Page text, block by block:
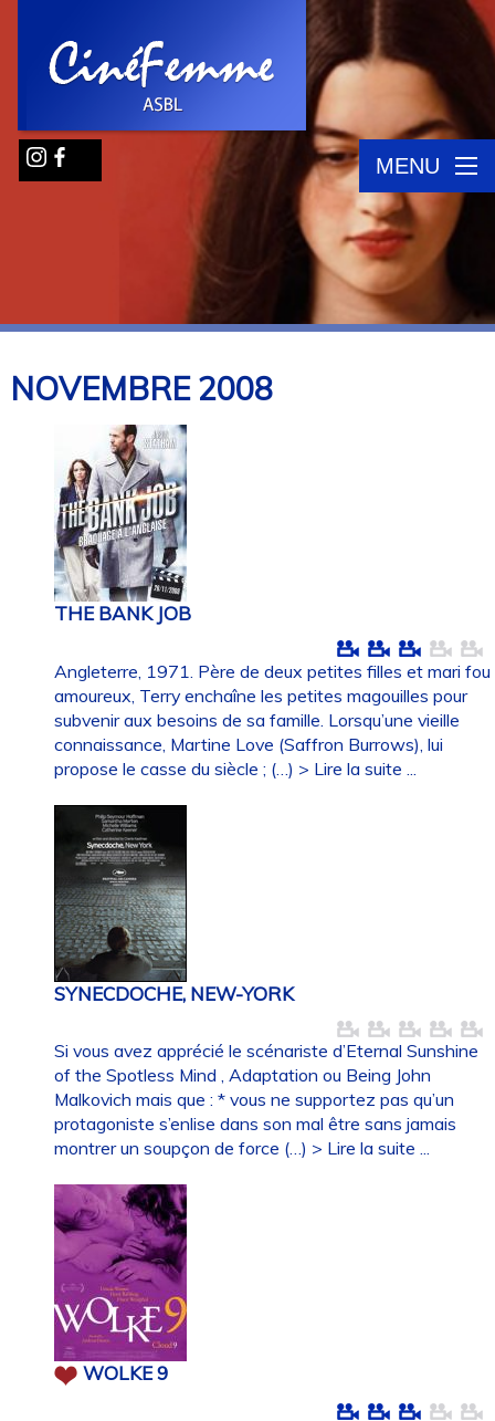
MENU
NOVEMBRE2008
THE BANK JOB
Angleterre, 1971. Père de deux petites filles et mari fou
amoureux, Terry enchaîne les petites magouilles pour
subvenir aux besoins de sa famille. Lorsqu’une vieille
connaissance, Martine Love (Saffron Burrows), lui
propose le casse du siècle ; (…) > Lire la suite ...
SYNECDOCHE, NEW-YORK
Si vous avez apprécié le scénariste d’Eternal Sunshine
of the Spotless Mind , Adaptation ou Being John
Malkovich mais que : * vous ne supportez pas qu’un
protagoniste s’enlise dans son mal être sans jamais
montrer un soupçon de force (…) > Lire la suite ...
WOLKE 9